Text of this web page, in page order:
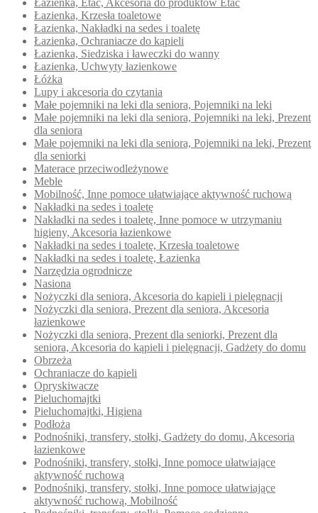
Łazienka, Etac, Akcesoria do produktów Etac
Łazienka, Krzesła toaletowe
Łazienka, Nakładki na sedes i toaletę
Łazienka, Ochraniacze do kąpieli
Łazienka, Siedziska i ławeczki do wanny
Łazienka, Uchwyty łazienkowe
Łóżka
Lupy i akcesoria do czytania
Małe pojemniki na leki dla seniora, Pojemniki na leki
Małe pojemniki na leki dla seniora, Pojemniki na leki, Prezent
dla seniora
Małe pojemniki na leki dla seniora, Pojemniki na leki, Prezent
dla seniorki
Materace przeciwodleżynowe
Meble
Mobilność, Inne pomoce ułatwiające aktywność ruchową
Nakładki na sedes i toaletę
Nakładki na sedes i toaletę, Inne pomoce w utrzymaniu
higieny, Akcesoria łazienkowe
Nakładki na sedes i toaletę, Krzesła toaletowe
Nakładki na sedes i toaletę, Łazienka
Narzędzia ogrodnicze
Nasiona
Nożyczki dla seniora, Akcesoria do kąpieli i pielęgnacji
Nożyczki dla seniora, Prezent dla seniora, Akcesoria
łazienkowe
Nożyczki dla seniora, Prezent dla seniorki, Prezent dla
seniora, Akcesoria do kąpieli i pielęgnacji, Gadżety do domu
Obrzeża
Ochraniacze do kąpieli
Opryskiwacze
Pieluchomajtki
Pieluchomajtki, Higiena
Podłoża
Podnośniki, transfery, stołki, Gadżety do domu, Akcesoria
łazienkowe
Podnośniki, transfery, stołki, Inne pomoce ułatwiające
aktywność ruchową
Podnośniki, transfery, stołki, Inne pomoce ułatwiające
aktywność ruchową, Mobilność